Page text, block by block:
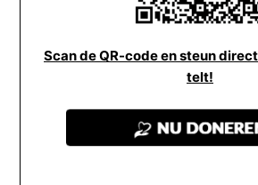
Scan de QR-code en steun
telt!